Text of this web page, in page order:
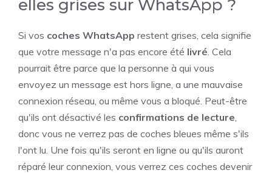
elles grises sur WhatsApp ?
Si vos coches WhatsApp restent grises, cela signifie
que votre message n'a pas encore été livré . Cela
pourrait être parce que la personne à qui vous
envoyez un message est hors ligne, a une mauvaise
connexion réseau, ou même vous a bloqué. Peut-être
qu'ils ont désactivé les confirmations de lecture
donc vous ne verrez pas de coches bleues même s'ils
l'ont lu. Une fois qu'ils seront en ligne ou qu'ils auront
réparé leur connexion, vous verrez ces coches devenir